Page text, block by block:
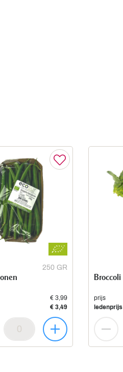
250 GR
€ 3,99
€ 3,49
Broccoli
prijs
ledenprijs